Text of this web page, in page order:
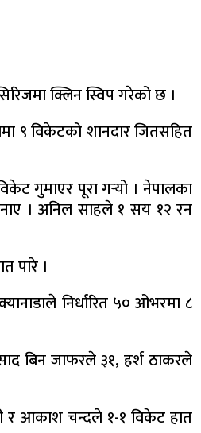
क्लिन स्विप गरेको छ ।
९ विकेटको शानदार जितसहित
गुमाएर पूरा गर्‍यो । नेपालका
। अनिल साहले १ सय १२ रन
पारे ।
निर्धारित ५० ओभरमा ८
बिन जाफरले ३१, हर्श ठाकरले
र आकाश चन्दले १-१ विकेट हात